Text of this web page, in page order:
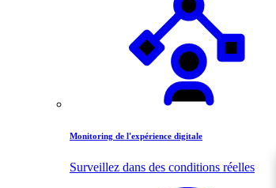
Monitoring de l'expérience digitale
Surveillez dans des conditions réelles